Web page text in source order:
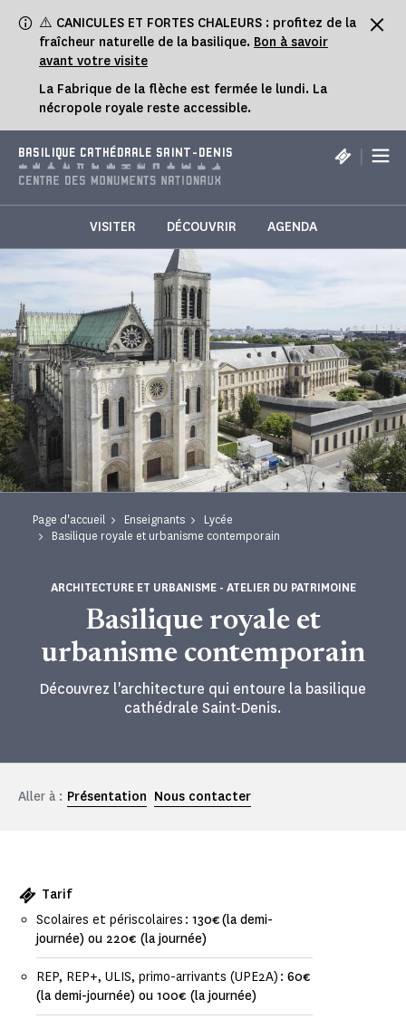
⚠️ CANICULES ET FORTES CHALEURS : profitez de la
fraîcheur naturelle de la basilique. Bon à savoir
avant votre visite
La Fabrique de la flèche est fermée le lundi. La
nécropole royale reste accessible.
BASILIQUE CATHÉDRALE SAINT-DENIS |
VISITER DÉCOUVRIR AGENDA
Page d'accueil Enseignants
Lycée
Basilique royale et urbanisme contemporain
Basilique royale et
urbanisme contemporain
ARCHITECTURE ET URBANISME - ATELIER DU PATRIMOINE
Découvrez l'architecture qui entoure la basilique
cathédrale Saint-Denis.
Aller à : Présentation Nous contacter
Tarif
Scolaires et périscolaires : 130€ (la demi-
journée) ou 220€ (la journée)
REP, REP+, ULIS, primo-arrivants (UPE2A) : 60€
(la demi-journée) ou 100€ (la journée)